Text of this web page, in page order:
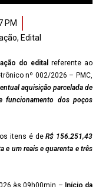
PM
, Edital
do edital referente ao
nº 002/2026 – PMC,
aquisição parcelada de
funcionamento dos poços
os itens é deR$ 156.251,43
e um reais e quarenta e três
às 09h00min – Início da